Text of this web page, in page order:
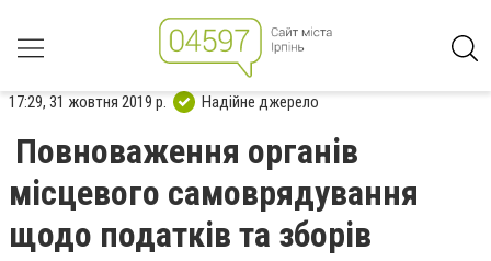
17:29, 31 жовтня 2019 р. Надійне джерело
Повноваження органів
місцевого самоврядування
щодо податків та зборів